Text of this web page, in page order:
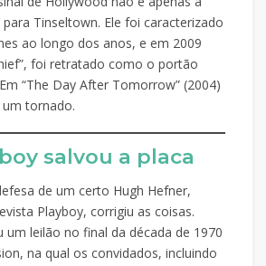
Tinseltown. Ele foi caracterizado
ao longo dos anos, e em 2009
foi retratado como o portão
“The Day After Tomorrow” (2004)
tornado.
salvou a placa
de um certo Hugh Hefner,
Playboy, corrigiu as coisas.
um leilão no final da década de 1970
na qual os convidados, incluindo